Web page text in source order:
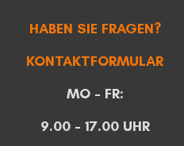
HABEN SIE FRAGEN?
KONTAKTFORMULAR
MO - FR:
9.00 - 17.00 UHR